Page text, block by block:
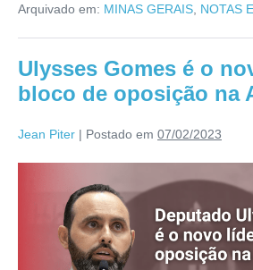
Arquivado em: MINAS GERAIS NOTAS
Ulysses Gomes é o
bloco de oposição na
Jean Piter | Postado em 07/02/2023